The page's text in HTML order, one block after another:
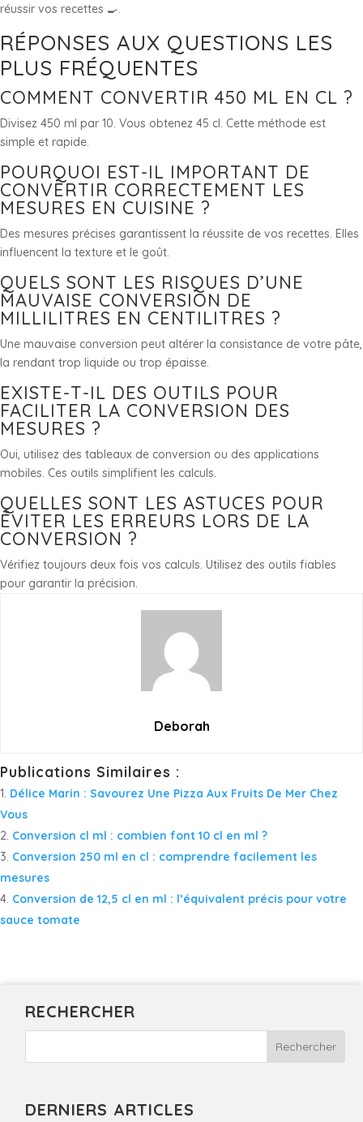
réussir vos recettes 🍳.
RÉPONSES AUX QUESTIONS LES
PLUS FRÉQUENTES
COMMENT CONVERTIR 450 ML EN CL ?
Divisez 450 ml par 10. Vous obtenez 45 cl. Cette méthode est
simple et rapide.
POURQUOI EST-IL IMPORTANT DE
CONVERTIR CORRECTEMENT LES
MESURES EN CUISINE ?
Des mesures précises garantissent la réussite de vos recettes. Elles
influencent la texture et le goût.
QUELS SONT LES RISQUES D’UNE
MAUVAISE CONVERSION DE
MILLILITRES EN CENTILITRES ?
Une mauvaise conversion peut altérer la consistance de votre pâte,
la rendant trop liquide ou trop épaisse.
EXISTE-T-IL DES OUTILS POUR
FACILITER LA CONVERSION DES
MESURES ?
Oui, utilisez des tableaux de conversion ou des applications
mobiles. Ces outils simplifient les calculs.
QUELLES SONT LES ASTUCES POUR
ÉVITER LES ERREURS LORS DE LA
CONVERSION ?
Vérifiez toujours deux fois vos calculs. Utilisez des outils fiables
pour garantir la précision.
Deborah
Publications Similaires :
Délice Marin : Savourez Une Pizza Aux Fruits De Mer Chez
Vous
Conversion cl ml : combien font 10 cl en ml ?
Conversion 250 ml en cl : comprendre facilement les
mesures
Conversion de 12,5 cl en ml : l’équivalent précis pour votre
sauce tomate
RECHERCHER
DERNIERS ARTICLES